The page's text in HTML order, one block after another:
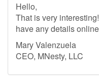
Hello,
That is very
have any details
Mary Valenzuela
CEO, MNesty, LLC